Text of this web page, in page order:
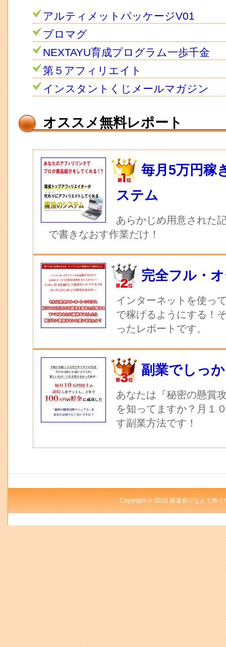
アルティメットパッケージV01
ブロマグ
NEXTAYU育成プログラム一歩千金
第５アフィリエイト
インスタントくじメールマガジン
オススメ無料レポート
毎月5万円稼
ステム
あらかじめ用意された
で書きなおす作業だけ！
完全フル・
インターネットを使っ
で稼げるようにする！
ったレポートです。
副業でしっ
あなたは『秘密の懸賞
を知ってますか？月１
す副業方法です！
Copyright © 2010 派遣切りなんて怖